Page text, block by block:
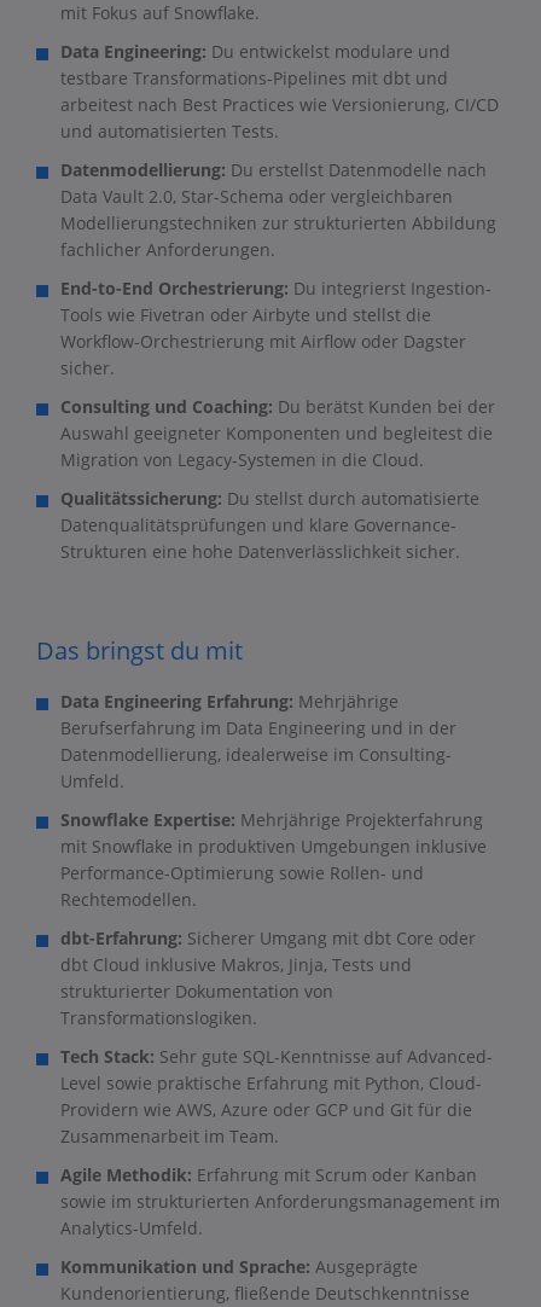
mit Fokus auf Snowflake.
Data Engineering: Du entwickelst modulare und
testbare Transformations-Pipelines mit dbt und
arbeitest nach Best Practices wie Versionierung, CI/CD
und automatisierten Tests.
Datenmodellierung: Du erstellst Datenmodelle nach
Data Vault 2.0, Star-Schema oder vergleichbaren
Modellierungstechniken zur strukturierten Abbildung
fachlicher Anforderungen.
End-to-End Orchestrierung: Du integrierst Ingestion-
Tools wie Fivetran oder Airbyte und stellst die
Workflow-Orchestrierung mit Airflow oder Dagster
sicher.
Consulting und Coaching: Du berätst Kunden bei der
Auswahl geeigneter Komponenten und begleitest die
Migration von Legacy-Systemen in die Cloud.
Qualitätssicherung: Du stellst durch automatisierte
Datenqualitätsprüfungen und klare Governance-
Strukturen eine hohe Datenverlässlichkeit sicher.
Das bringst du mit
Data Engineering Erfahrung: Mehrjährige
Berufserfahrung im Data Engineering und in der
Datenmodellierung, idealerweise im Consulting-
Umfeld.
Snowflake Expertise: Mehrjährige Projekterfahrung
mit Snowflake in produktiven Umgebungen inklusive
Performance-Optimierung sowie Rollen- und
Rechtemodellen.
dbt-Erfahrung: Sicherer Umgang mit dbt Core oder
dbt Cloud inklusive Makros, Jinja, Tests und
strukturierter Dokumentation von
Transformationslogiken.
Tech Stack: Sehr gute SQL-Kenntnisse auf Advanced-
Level sowie praktische Erfahrung mit Python, Cloud-
Providern wie AWS, Azure oder GCP und Git für die
Zusammenarbeit im Team.
Agile Methodik: Erfahrung mit Scrum oder Kanban
sowie im strukturierten Anforderungsmanagement im
Analytics-Umfeld.
Kommunikation und Sprache: Ausgeprägte
Kundenorientierung, fließende Deutschkenntnisse